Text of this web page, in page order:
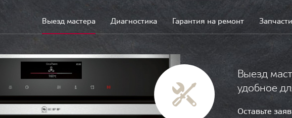
Выезд мастера Диагностика Гарантия на ремонт Запчасти
Выезд
удобное
Оставьте